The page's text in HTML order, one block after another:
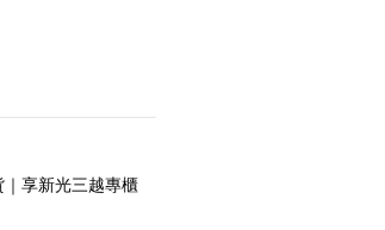
享新光三越專櫃